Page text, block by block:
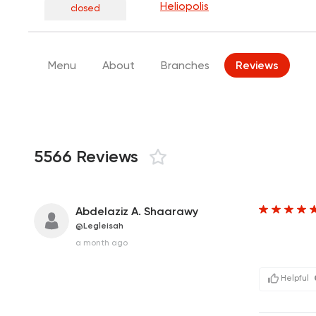
closed
Heliopolis
Menu About Branches Reviews
5566 Reviews
Abdelaziz A. Shaarawy
@Legleisah
a month ago
Helpful